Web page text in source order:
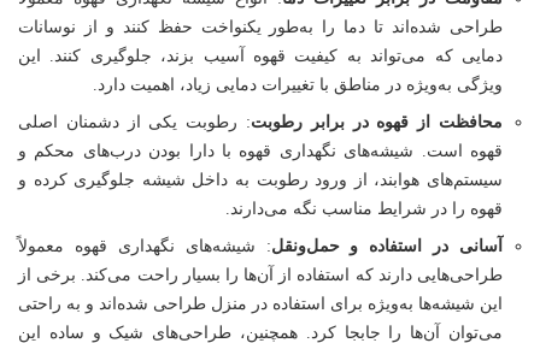
طراحی شده‌اند تا دما را به‌طور یکنواخت حفظ کنند و از نوسانات
دمایی که می‌تواند به کیفیت قهوه آسیب بزند، جلوگیری کنند. این
ویژگی به‌ویژه در مناطق با تغییرات دمایی زیاد، اهمیت دارد.
محافظت از قهوه در برابر رطوبت: رطوبت یکی از دشمنان اصلی
قهوه است. شیشه‌های نگهداری قهوه با دارا بودن درب‌های محکم و
سیستم‌های هوابند، از ورود رطوبت به داخل شیشه جلوگیری کرده و
قهوه را در شرایط مناسب نگه می‌دارند.
آسانی در استفاده و حمل‌ونقل: شیشه‌های نگهداری قهوه معمولاً
طراحی‌هایی دارند که استفاده از آن‌ها را بسیار راحت می‌کند. برخی از
این شیشه‌ها به‌ویژه برای استفاده در منزل طراحی شده‌اند و به راحتی
می‌توان آن‌ها را جابجا کرد. همچنین، طراحی‌های شیک و ساده این